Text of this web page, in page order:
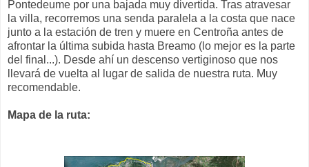
Pontedeume por una bajada muy divertida. Tras atravesar
la villa, recorremos una senda paralela a la costa que nace
junto a la estación de tren y muere en Centroña antes de
afrontar la última subida hasta Breamo (lo mejor es la parte
del final...). Desde ahí un descenso vertiginoso que nos
llevará de vuelta al lugar de salida de nuestra ruta. Muy
recomendable.
Mapa de la ruta: